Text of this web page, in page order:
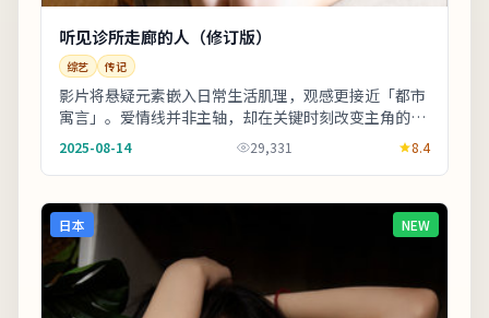
听见诊所走廊的人（修订版）
综艺 传记
影片将悬疑元素嵌入日常生活肌理，观感更接近「都市
寓言」。爱情线并非主轴，却在关键时刻改变主角的行
动轨迹。片尾字幕包含幕后花絮名单，影迷可向幕后
2025-08-14 29,331 8.4
日本 NEW